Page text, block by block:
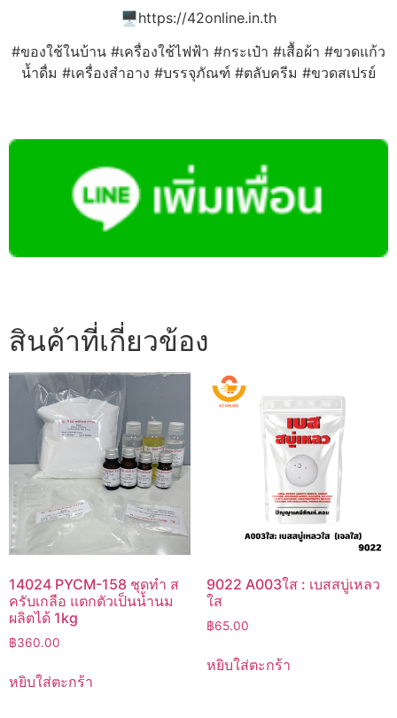
🖥️https://42online.in.th
#ของใช้ในบ้าน #เครื่องใช้ไฟฟ้า #กระเป๋า #เสื้อผ้า #ขวดแก้ว
น้ำดื่ม #เครื่องสำอาง #บรรจุภัณฑ์ #ตลับครีม #ขวดสเปรย์
สินค้าที่เกี่ยวข้อง
14024 PYCM-158 ชุดทำ ส
ครับเกลือ แตกตัวเป็นน้ำนม
ผลิตได้ 1kg
฿360.00
หยิบใส่ตะกร้า
9022 A003ใส : เบสสบู่เหลว
ใส
฿65.00
หยิบใส่ตะกร้า